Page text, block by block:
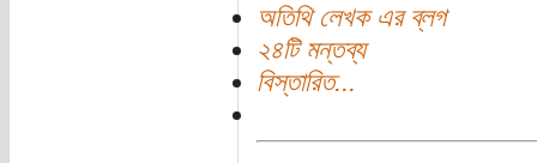
অতিথি লেখক এর ব্লগ
২৪টি মন্তব্য
বিস্তারিত...